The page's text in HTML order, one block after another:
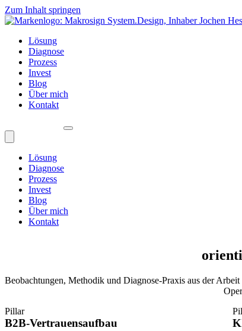
Zum Inhalt springen
Lösung
Diagnose
Prozess
Invest
Blog
Über mich
Kontakt
Lösung
Diagnose
Prozess
Invest
Blog
Über mich
Kontakt
Beobachtungen, Methodik und Diagnose-Praxis aus der
Pillar
B2B-Vertrauensaufbau